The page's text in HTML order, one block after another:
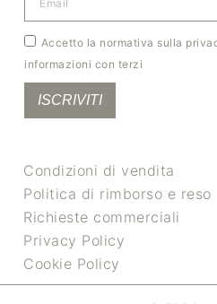
Accetto la normativa sulla
informazioni con terzi
ISCRIVITI
Condizioni di vendita
Politica di rimborso e reso
Richieste commerciali
Privacy Policy
Cookie Policy